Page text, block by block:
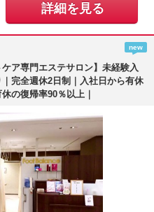
詳細を見る
new
ア専門エステサロン】未経験入
完全週休2日制｜入社日から有休
の復帰率90％以上｜